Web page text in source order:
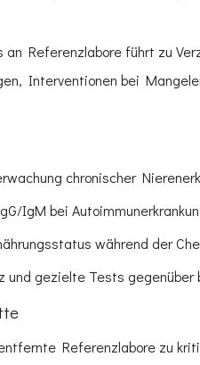
Referenzlabore führt zu
Interventionen bei
chronischer
IgM bei
während der
gezielte Tests gegenüber
Referenzlabore zu